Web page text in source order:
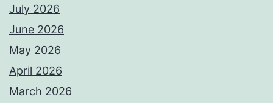
July 2026
June 2026
May 2026
April 2026
March 2026